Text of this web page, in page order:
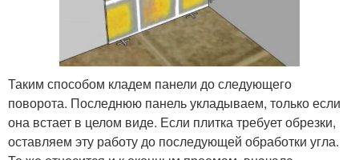
Таким способом кладем панели до следующего
поворота. Последнюю панель укладываем, только если
она встает в целом виде. Если плитка требует обрезки,
оставляем эту работу до последующей обработки угла.